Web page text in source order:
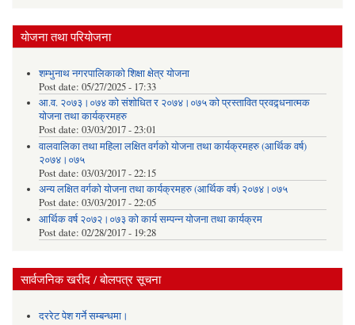
योजना तथा परियोजना
शम्भुनाथ नगरपालिकाको शिक्षा क्षेत्र योजना
Post date: 05/27/2025 - 17:33
आ.व. २०७३।०७४ को संशोधित र २०७४।०७५ को प्रस्तावित प्रवद्र्धनात्मक
योजना तथा कार्यक्रमहरु
Post date: 03/03/2017 - 23:01
वालवालिका तथा महिला लक्षित वर्गको योजना तथा कार्यक्रमहरु (आर्थिक वर्ष)
२०७४।०७५
Post date: 03/03/2017 - 22:15
अन्य लक्षित वर्गको योजना तथा कार्यक्रमहरु (आर्थिक वर्ष) २०७४।०७५
Post date: 03/03/2017 - 22:05
आर्थिक वर्ष २०७२।०७३ को कार्य सम्पन्न योजना तथा कार्यक्रम
Post date: 02/28/2017 - 19:28
सार्वजनिक खरीद / बोलपत्र सूचना
दररेट पेश गर्ने सम्बन्धमा।